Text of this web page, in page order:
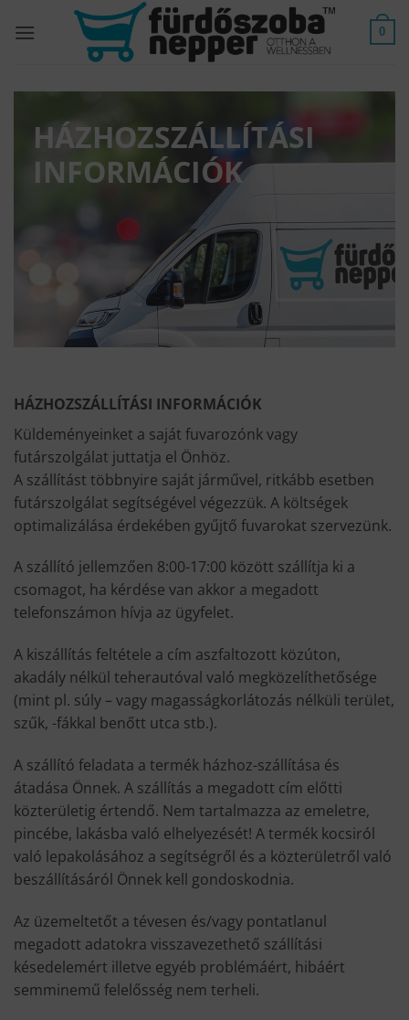
0
HÁZHOZSZÁLLÍTÁSI
INFORMÁCIÓK
HÁZHOZSZÁLLÍTÁSI INFORMÁCIÓK
Küldeményeinket a saját fuvarozónk vagy
futárszolgálat juttatja el Önhöz.
A szállítást többnyire saját járművel, ritkább esetben
futárszolgálat segítségével végezzük. A költségek
optimalizálása érdekében gyűjtő fuvarokat szervezünk.
A szállító jellemzően 8:00-17:00 között szállítja ki a
csomagot, ha kérdése van akkor a megadott
telefonszámon hívja az ügyfelet.
A kiszállítás feltétele a cím aszfaltozott közúton,
akadály nélkül teherautóval való megközelíthetősége
(mint pl. súly – vagy magasságkorlátozás nélküli terület,
szűk, -fákkal benőtt utca stb.).
A szállító feladata a termék házhoz-szállítása és
átadása Önnek. A szállítás a megadott cím előtti
közterületig értendő. Nem tartalmazza az emeletre,
pincébe, lakásba való elhelyezését! A termék kocsiról
való lepakolásához a segítségről és a közterületről való
beszállításáról Önnek kell gondoskodnia.
Az üzemeltetőt a tévesen és/vagy pontatlanul
megadott adatokra visszavezethető szállítási
késedelemért illetve egyéb problémáért, hibáért
semminemű felelősség nem terheli.